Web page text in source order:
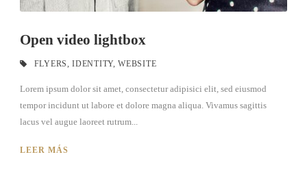
Open video lightbox
FLYERS IDENTITY, WEBSITE
Lorem ipsum dolor sit amet, consectetur adipisici elit, sed eiusmod
tempor incidunt ut labore et dolore magna aliqua. Vivamus sagittis
lacus vel augue laoreet rutrum...
LEER MÁS